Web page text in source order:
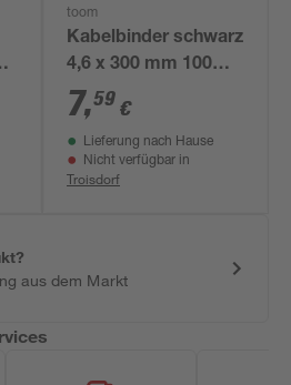
toom
Kabelbinder schwarz
4,6 x 300 mm 100
Stück
7,59 €
Lieferung nach Hause
Nicht verfügbar in
Troisdorf
aus dem Markt